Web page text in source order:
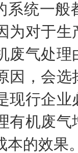
系统一般
为对于
废气处
因，会
现行企
有机废
本的效果